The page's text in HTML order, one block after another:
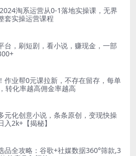
淘系运营从0-1落地实操课，无界
套实操运营课程
台，刷短剧，看小说，赚现金，一部
作业帮0元课拉新，不存在留存，每单
转化率越高佣金率越高
元化创意小说，条条原创，变现快操
入2k+【揭秘】
品全攻略：谷歌+社媒数据360°筛款,3